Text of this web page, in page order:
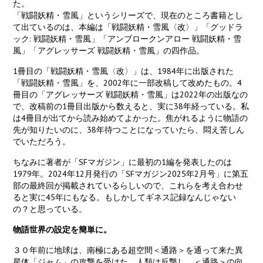
た。
「戦闘妖精・雪風」というシリーズで、現在のところ書籍とし
て出ているのは、本編は「戦闘妖精・雪風〈改〉」「グッドラ
ック: 戦闘妖精・雪風」「アンブロークンアロー 戦闘妖精・雪
風」「アグレッサーズ 戦闘妖精・雪風」の四作品。
1冊目の「戦闘妖精・雪風〈改〉」は、1984年に出版された
「戦闘妖精・雪風」を、2002年に一部改稿して改めたもの。4
冊目の「アグレッサーズ 戦闘妖精・雪風」は2022年の出版なの
で、改稿前の1冊目出版から数えると、実に38年経っている。私
は4冊目が出てから読み始めてよかった。焦がれるように物語の
先が知りたいのに、38年待つことになっていたら、悶え苦しん
でいただろう。
ちなみに著者が「SFマガジン」に最初の1編を発表したのは
1979年。2024年12月発行の「SFマガジン2025年2月号」に第五
部の最終回が掲載されているらしいので、これらを考え合わせ
ると実に45年にもなる。もしかしてギネス記録なんじゃない
の？と思っている。
物語世界の設定を簡単に。
３０年前に地球は、南極にある超空間＜通路＞を通って来た異